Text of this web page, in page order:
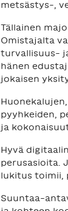
metsästys-,
Tällainen
Omistajalta
turvallisuus-
hänen
jokaisen
pyyhkeiden,
ja
Hyvä
perusasioita.
lukitus toimii,
Suuntaa-